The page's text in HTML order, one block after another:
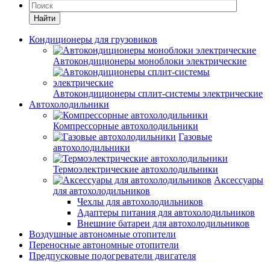
Найти
Кондиционеры для грузовиков
Автокондиционеры моноблоки электрические
Автокондиционеры сплит-системы электрические
Автохолодильники
Компрессорные автохолодильники
Газовые
автохолодильники
Термоэлектрические автохолодильники
Аксессуары
для автохолодильников
Чехлы для автохолодильников
Адаптеры питания для автохолодильников
Внешние батареи для автохолодильников
Воздушные автономные отопители
Переносные автономные отопители
Предпусковые подогреватели двигателя